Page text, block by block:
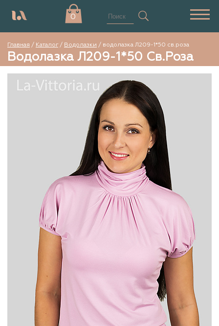
0
Главная / Каталог/ Водолазки / водолазка Л209-1*50 св.роза
Водолазка Л209-1*50 Св.роза